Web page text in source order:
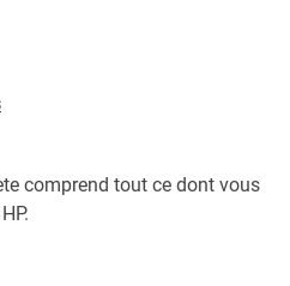
comprend tout ce dont vous